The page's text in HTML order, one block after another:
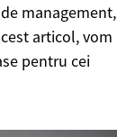
management,
articol, vom
pentru cei